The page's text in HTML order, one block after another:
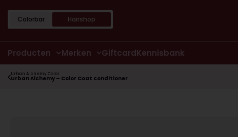
Colorbar Hairshop
Producten Merken GiftcardKennisbank
Urban Alchemy Color
Urban Alchemy – Color Coat conditioner